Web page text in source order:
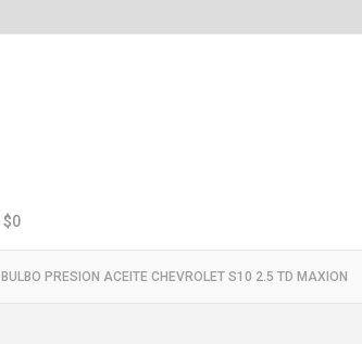
$0
BULBO PRESION ACEITE CHEVROLET S10 2.5 TD MAXION